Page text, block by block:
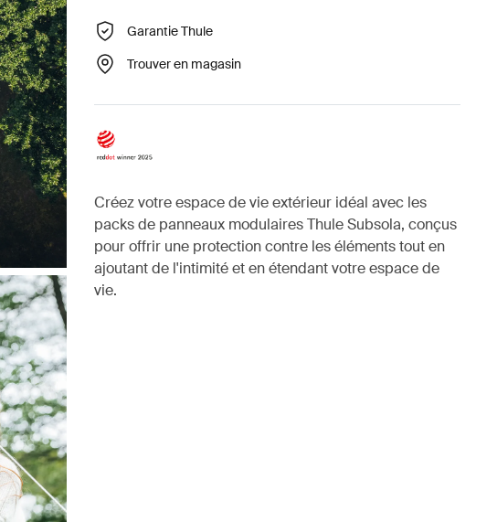
Garantie Thule
Trouver en magasin
Créez votre espace de vie extérieur idéal avec les
packs de panneaux modulaires Thule Subsola, conçus
pour offrir une protection contre les éléments tout en
ajoutant de l'intimité et en étendant votre espace de
vie.